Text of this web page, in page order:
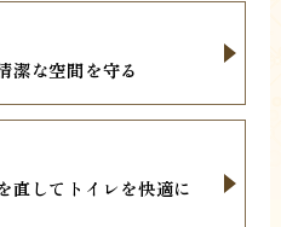
潔な空間を守る
直してトイレを快適に